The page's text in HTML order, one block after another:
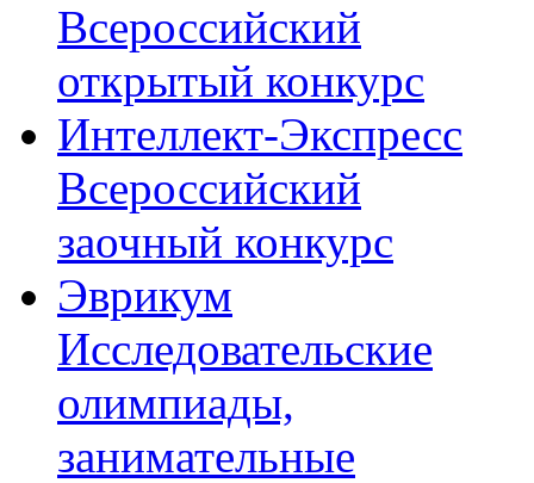
Всероссийский
открытый конкурс
Интеллект-Экспресс
Всероссийский
заочный конкурс
Эврикум
Исследовательские
олимпиады,
занимательные